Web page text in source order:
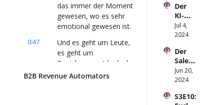
das immer der Moment
gewesen, wo es sehr
emotional gewesen ist.
0:47
Und es geht um Leute,
es geht um
Beziehungen. Ich glaube,
wenn ich schlaflose
B2B Revenue Automators
trifft
B2B
Bench
mark-
ting
are-
Produ
ktman
agers:
Remot
e
Teams
und
Der
KI-
Use-
Case
wirklic
h
Umsat
z
Jul 4,
2024
Der
Sales
Auto
matio
Canva
Jun 20,
2024
S3E10: